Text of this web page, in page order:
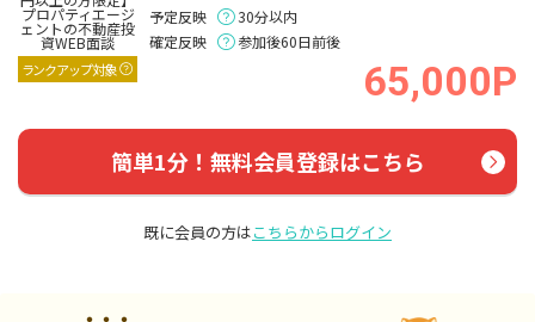
ランクアップ対象
予定反映
30分以内
確定反映
参加後60日前後
65,000P
簡単1分！無料会員登録はこちら
既に会員の方はこちらからログイン